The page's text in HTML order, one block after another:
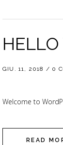
GIU. 11, 2018 / 0
Welcome to
READ